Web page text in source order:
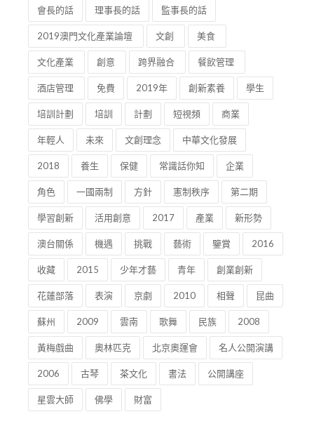
2019澳門文化產業論壇 文創 美食
文化產業 創意 跨界融合 餐飲管理
酒店管理 免費 2019年 創新素養
培訓計劃 培訓 計劃 短視頻 商業
年輕人 未來 文創理念 中華文化發展
2018 養生 保健 常識話你知 企業
角色 一國兩制 方針 憲制秩序 第二期
學習創新 活用創意 2017 產業 新形勢
澳台關係 機遇 鑒賞 2016
收藏 2015 少年才藝 青年 創業創新
花蓮部落 表演 京劇 2010 相聲
蘇州 2009 雲南 歌舞 2008
黃梅戲曲 奧林匹克 北京奧運會 名人公開演講
2006 古琴 茶文化 書法 公開講座
星雲大師 佛學 財富